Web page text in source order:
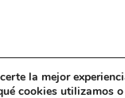
la mejor
cookies utilizamos